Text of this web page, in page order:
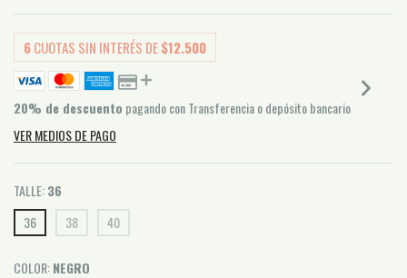
6CUOTAS SIN INTERÉS DE$12.500
20% de descuento pagando con Transferencia o depósito bancario
VER MEDIOS DE PAGO
TALLE:36
36
38 40
COLOR:NEGRO